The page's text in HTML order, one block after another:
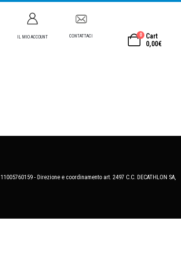
IL MIO ACCOUNT CONTATTACI 0
Cart
0,00€
- Direzione e coordinamento art. 2497 C.C. DECATHLON SA,